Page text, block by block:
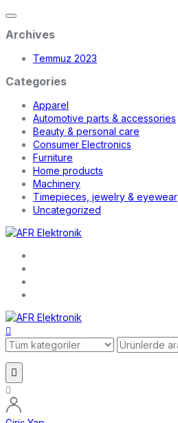
Archives
Temmuz 2023
Categories
Apparel
Automotive parts & accessories
Beauty & personal care
Consumer Electronics
Furniture
Home products
Machinery
Timepieces, jewelry & eyewear
Uncategorized